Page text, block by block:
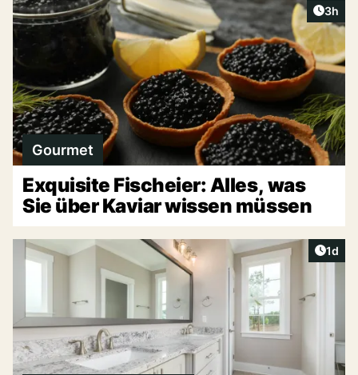
3h
Gourmet
Exquisite Fischeier: Alles, was
Sie über Kaviar wissen müssen
1d